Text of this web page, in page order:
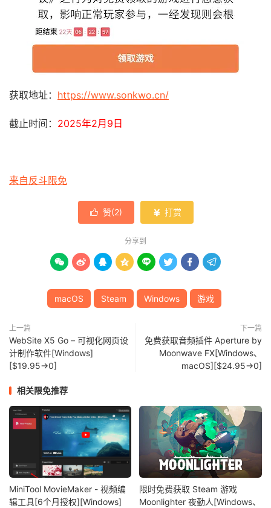
获取地址： https://www.sonkwo.cn/
截止时间： 2025年2月9日
来自反斗限免
 赞(2)  打赏
分享到
       
macOS Steam Windows 游戏
上一篇
WebSite X5 Go – 可视化网页设
计制作软件[Windows]
[$19.95→0]
下一篇
免费获取音频插件 Aperture by
Moonwave FX[Windows、
macOS][$24.95→0]
相关限免推荐
MiniTool MovieMaker - 视频编
辑工具[6个月授权][Windows]
限时免费获取 Steam 游戏
Moonlighter 夜勤人[Windows、